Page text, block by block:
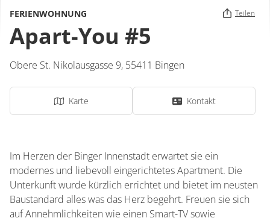
FERIENWOHNUNG Teilen
Apart-You #5
Obere St. Nikolausgasse 9, 55411 Bingen
Karte Kontakt
Im Herzen der Binger Innenstadt erwartet sie ein
modernes und liebevoll eingerichtetes Apartment. Die
Unterkunft wurde kürzlich errichtet und bietet im neusten
Baustandard alles was das Herz begehrt. Freuen sie sich
auf Annehmlichkeiten wie einen Smart-TV sowie